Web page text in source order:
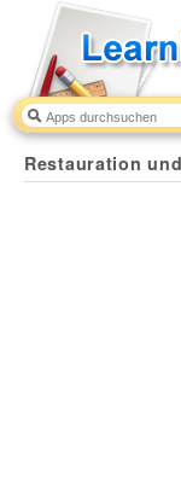
Restauration